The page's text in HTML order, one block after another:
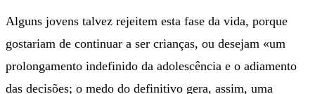
Alguns jovens talvez rejeitem esta fase da vida, porque
gostariam de continuar a ser crianças, ou desejam «um
prolongamento indefinido da adolescência e o adiamento
das decisões; o medo do definitivo gera, assim, uma